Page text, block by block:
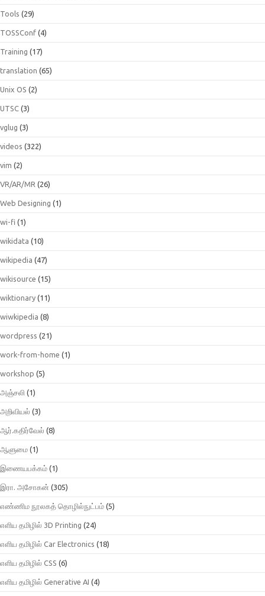
Tools (29)
TOSSConf (4)
Training (17)
translation (65)
Unix OS (2)
UTSC (3)
vglug (3)
videos (322)
vim (2)
VR/AR/MR (26)
Web Designing (1)
wi-fi (1)
wikidata (10)
wikipedia (47)
wikisource (15)
wiktionary (11)
wiwkipedia (8)
wordpress (21)
work-from-home (1)
workshop (5)
அஞ்சலி (1)
அறிவியல் (3)
ஆர்.கதிர்வேல் (8)
ஆளுமை (1)
இணையபக்கம் (1)
இரா. அசோகன் (305)
எண்ணிம நூலகத் தொழில்நுட்பம் (5)
எளிய தமிழில் 3D Printing (24)
எளிய தமிழில் Car Electronics (18)
எளிய தமிழில் CSS (6)
எளிய தமிழில் Generative AI (4)